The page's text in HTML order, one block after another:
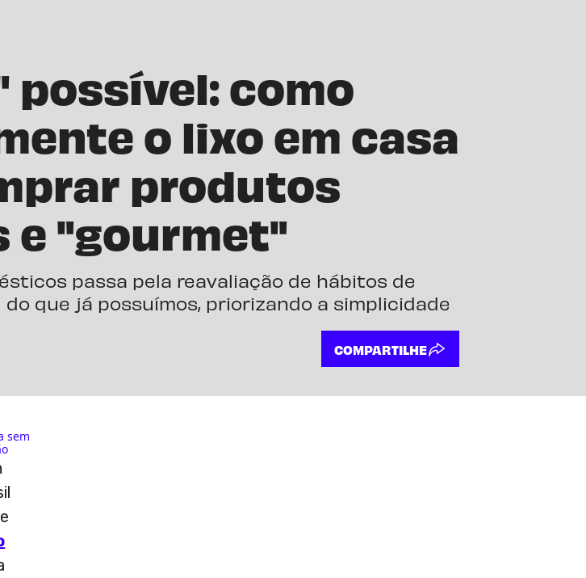
possível: como
o lixo em casa
produtos
e "gourmet"
passa pela reavaliação de hábitos de
que já possuímos, priorizando a simplicidade
COMPARTILHE
sem